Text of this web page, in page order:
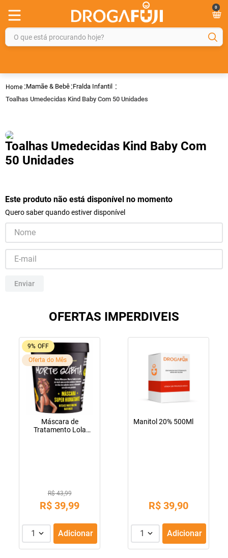
0
O que está procurando hoje?
Mamãe & Bebê Fralda Infantil
Toalhas Umedecidas Kind Baby Com 50 Unidades
Toalhas Umedecidas Kind Baby Com
50 Unidades
Este produto não está disponível no momento
Quero saber quando estiver disponível
Enviar
OFERTAS IMPERDIVEIS
9% OFF
Oferta do Mês
Máscara de
Tratamento Lola
R$ 43,99
R$ 39,99
1 Adicionar
Manitol 20% 500Ml
R$ 39,90
1 Adicionar
2º
gelmax
4º
5º
protetor solar
6º
shampoo
8º
tadalafila
fraldas geriátricas